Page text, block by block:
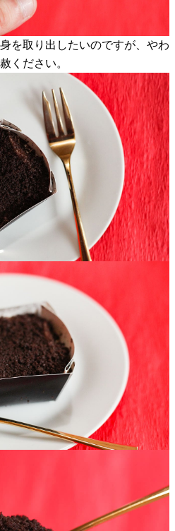
を取り出したいのですが、やわ
ください。